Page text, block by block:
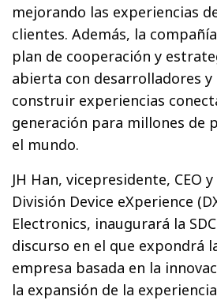
mejorando las experiencias
clientes. Además, la
plan de cooperación y
abierta con desarrolladores
construir experiencias
generación para millones de
el mundo.
JH Han, vicepresidente, CEO
División Device eXperience
Electronics, inaugurará la
discurso en el que expondrá
empresa basada en la
la expansión de la